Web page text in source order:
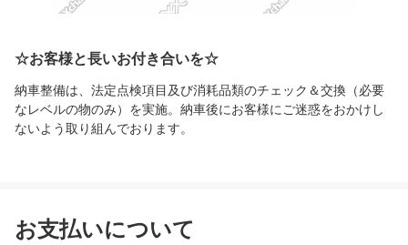
☆お客様と長いお付き合いを☆
納車整備は、法定点検項目及び消耗品類のチェック＆交換（必要
なレベルの物のみ）を実施。納車後にお客様にご迷惑をおかけし
ないよう取り組んでおります。
お支払いについて